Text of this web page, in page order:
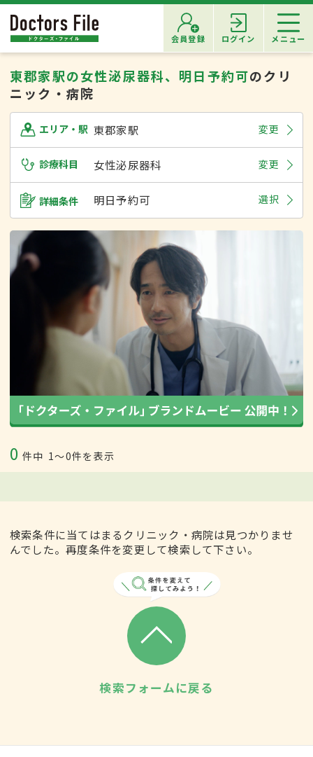
会員登録 ログイン メニュー
東郡家駅の女性泌尿器科、明日予約可のクリ
ニック・病院
エリア・駅 東郡家駅 変更
診療科目 女性泌尿器科 変更
詳細条件 明日予約可 選択
0 件中 1〜0件を表示
検索条件に当てはまるクリニック・病院は見つかりませ
んでした。再度条件を変更して検索して下さい。
検索フォームに戻る